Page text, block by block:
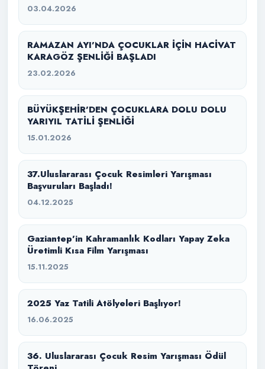
03.04.2026
RAMAZAN AYI’NDA ÇOCUKLAR İÇİN HACİVAT
KARAGÖZ ŞENLİĞİ BAŞLADI
23.02.2026
BÜYÜKŞEHİR’DEN ÇOCUKLARA DOLU DOLU
YARIYIL TATİLİ ŞENLİĞİ
15.01.2026
37.Uluslararası Çocuk Resimleri Yarışması
Başvuruları Başladı!
04.12.2025
Gaziantep’in Kahramanlık Kodları Yapay Zeka
Üretimli Kısa Film Yarışması
15.11.2025
2025 Yaz Tatili Atölyeleri Başlıyor!
16.06.2025
36. Uluslararası Çocuk Resim Yarışması Ödül